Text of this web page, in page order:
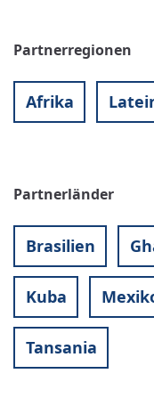
Partnerregionen
Afrika
Partnerländer
Brasilien
Kuba
Tansania